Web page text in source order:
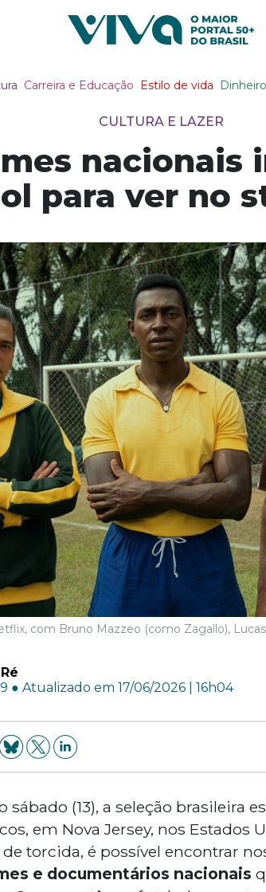
Carreira e Educação Estilo de vida Dinheiro
CULTURA E LAZER
nacionais
para ver no
com Bruno Mazzeo (como Zagallo),
● Atualizado em 17/06/2026 | 16h04
sábado (13), a seleção brasileira
em Nova Jersey, nos Estados
torcida, é possível encontrar
e documentários nacionais